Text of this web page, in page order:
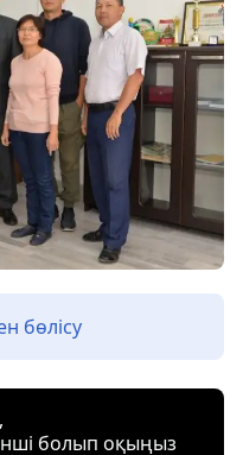
бөлісу
болып оқыңыз